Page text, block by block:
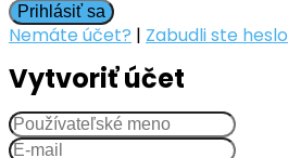
Prihlásiť sa
Nemáte účet? | Zabudli ste heslo
Vytvoriť účet